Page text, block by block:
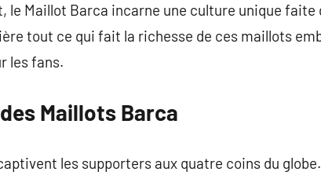
le Maillot Barca incarne une culture unique faite
tout ce qui fait la richesse de ces maillots
les fans.
Maillots Barca
les supporters aux quatre coins du